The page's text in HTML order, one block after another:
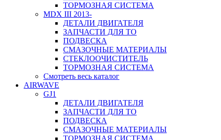
ТОРМОЗНАЯ СИСТЕМА
MDX III 2013-
ДЕТАЛИ ДВИГАТЕЛЯ
ЗАПЧАСТИ ДЛЯ ТО
ПОДВЕСКА
СМАЗОЧНЫЕ МАТЕРИАЛЫ
СТЕКЛООЧИСТИТЕЛЬ
ТОРМОЗНАЯ СИСТЕМА
Смотреть весь каталог
AIRWAVE
GJ1
ДЕТАЛИ ДВИГАТЕЛЯ
ЗАПЧАСТИ ДЛЯ ТО
ПОДВЕСКА
СМАЗОЧНЫЕ МАТЕРИАЛЫ
ТОРМОЗНАЯ СИСТЕМА